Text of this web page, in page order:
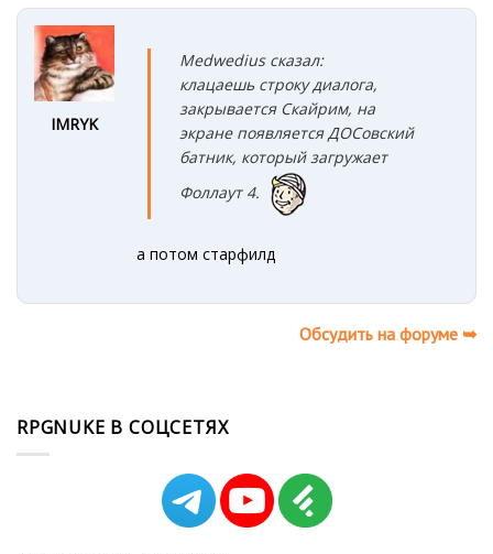
IMRYK
Medwedius сказал:
клацаешь строку диалога,
закрывается Скайрим, на
экране появляется ДОСовский
батник, который загружает
Фоллаут 4.
а потом старфилд
Обсудить на форуме ➥
RPGNUKE В СОЦСЕТЯХ